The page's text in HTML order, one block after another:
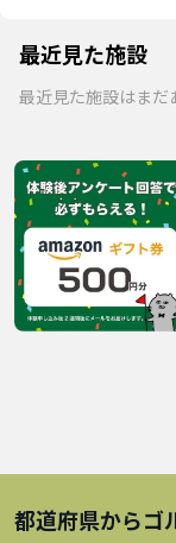
最近見た施設
最近見た施設はまだ
都道府県からゴ